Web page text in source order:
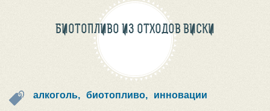
БИОТОПЛИВО ИЗ ОТХОДОВ ВИСКИ
алкоголь, биотопливо, инновации